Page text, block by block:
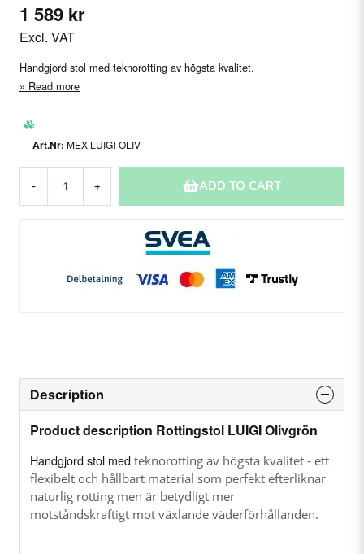
1 589 kr
Excl. VAT
Handgjord stol med teknorotting av högsta kvalitet.
Read more
MEX-LUIGI-OLIV
- + ADD TO CART
Description
Product description Rottingstol LUIGI Olivgrön
Handgjord stol med teknorotting av högsta kvalitet - ett
flexibelt och hållbart material som perfekt efterliknar
naturlig rotting men är betydligt mer
motståndskraftigt mot växlande väderförhållanden.